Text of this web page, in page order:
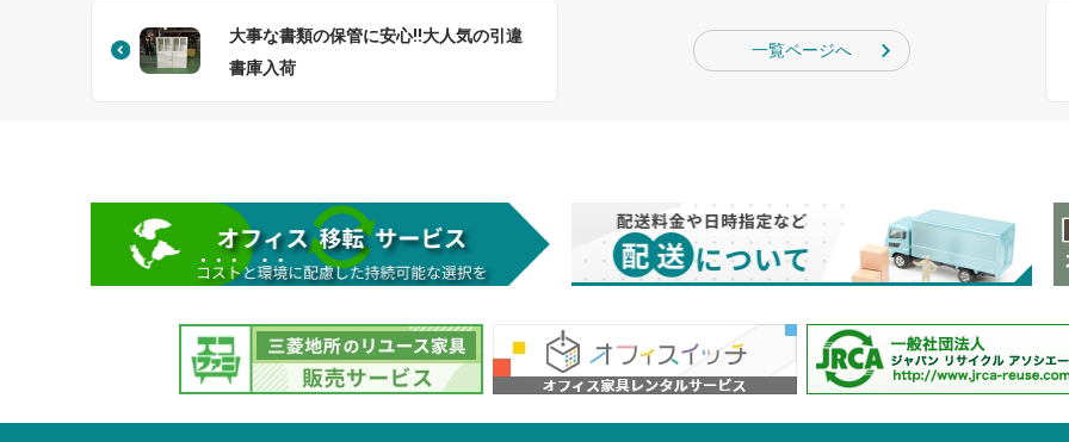
大事な書類の保管に安心!!大人気の引違
書庫入荷
一覧ページへ